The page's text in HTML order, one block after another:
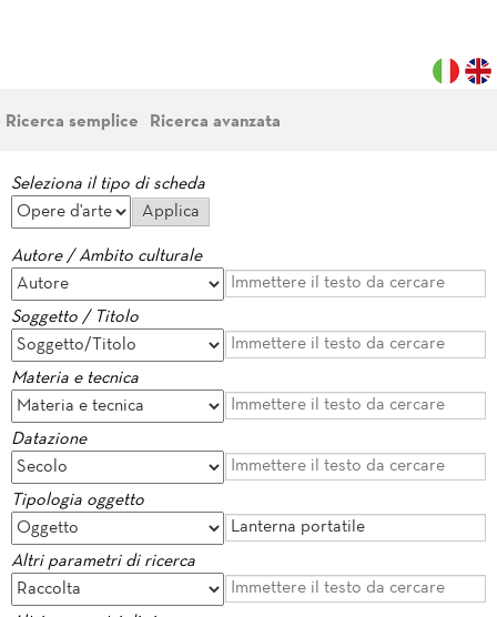
Ricerca semplice Ricerca avanzata
Seleziona il tipo di scheda
Autore / Ambito culturale
Soggetto / Titolo
Materia e tecnica
Datazione
Tipologia oggetto
Altri parametri di ricerca